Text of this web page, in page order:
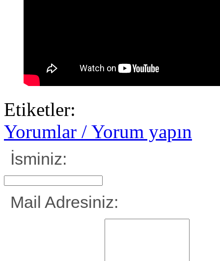
Etiketler:
Yorumlar / Yorum yapın
İsminiz:
Mail Adresiniz: